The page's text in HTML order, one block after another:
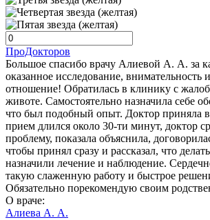
ПроДокторов
Большое спасибо врачу Алиевой А. А. за
оказанное исследование, внимательность
отношение! Обратилась в клинику с
животе. Самостоятельно назначила себе
что был подобный опыт. Доктор приняла
прием длился около 30-ти минут, доктор
проблему, показала объяснила,
чтобы принял сразу и рассказал, что
назначили лечение и наблюдение.
такую слаженную работу и быстрое
Обязательно порекомендую своим
О враче:
Алиева А. А.